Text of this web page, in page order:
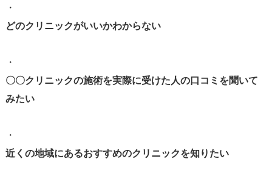
・
どのクリニックがいいかわからない
・
〇〇クリニックの施術を実際に受けた人の口コミを聞いて
みたい
・
近くの地域にあるおすすめのクリニックを知りたい